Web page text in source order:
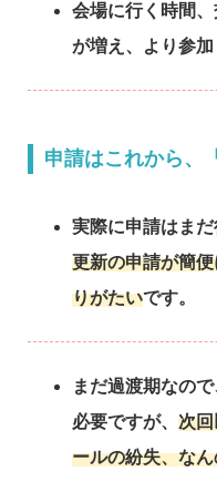
会場に行く時間
が増え、より参加
申請はこれから、
実際に申請はま
更新の申請が簡
りがたいです。
まだ過渡期なの
必要ですが、 次
ールの紛失、な